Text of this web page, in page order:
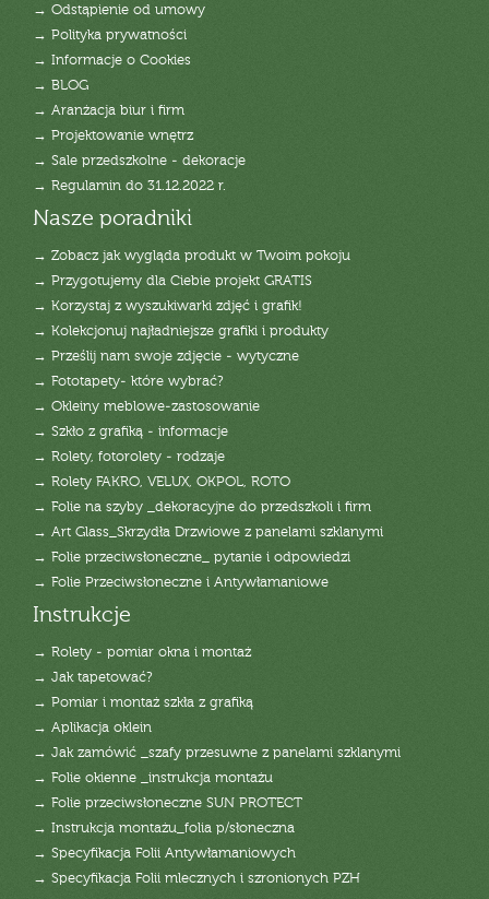
→ Odstąpienie od umowy
→ Polityka prywatności
→ Informacje o Cookies
→ BLOG
→ Aranżacja biur i firm
→ Projektowanie wnętrz
→ Sale przedszkolne - dekoracje
→ Regulamin do 31.12.2022 r.
Nasze poradniki
→ Zobacz jak wygląda produkt w Twoim pokoju
→ Przygotujemy dla Ciebie projekt GRATIS
→ Korzystaj z wyszukiwarki zdjęć i grafik!
→ Kolekcjonuj najładniejsze grafiki i produkty
→ Prześlij nam swoje zdjęcie - wytyczne
→ Fototapety- które wybrać?
→ Okleiny meblowe-zastosowanie
→ Szkło z grafiką - informacje
→ Rolety, fotorolety - rodzaje
→ Rolety FAKRO, VELUX, OKPOL, ROTO
→ Folie na szyby _dekoracyjne do przedszkoli i firm
→ Art Glass_Skrzydła Drzwiowe z panelami szklanymi
→ Folie przeciwsłoneczne_ pytanie i odpowiedzi
→ Folie Przeciwsłoneczne i Antywłamaniowe
Instrukcje
→ Rolety - pomiar okna i montaż
→ Jak tapetować?
→ Pomiar i montaż szkła z grafiką
→ Aplikacja oklein
→ Jak zamówić _szafy przesuwne z panelami szklanymi
→ Folie okienne _instrukcja montażu
→ Folie przeciwsłoneczne SUN PROTECT
→ Instrukcja montażu_folia p/słoneczna
→ Specyfikacja Folii Antywłamaniowych
→ Specyfikacja Folii mlecznych i szronionych PZH